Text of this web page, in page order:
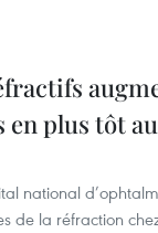
en plus tôt
national
de la réfraction